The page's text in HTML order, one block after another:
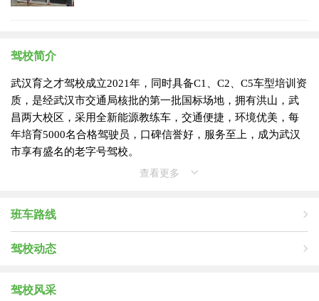
驾校简介
武汉育之才驾校成立2021年，同时具备C1、C2、C5车型培训资
质，是经武汉市交通局核批的第一批国标场地，拥有洪山，武
昌两大校区，采用全新能源教练车，交通便捷，环境优美，每
年培育5000名合格驾驶员，口碑信誉好，服务至上，成为武汉
市享有盛名的老字号驾校。
查看更多
班车路线
驾校动态
驾校风采